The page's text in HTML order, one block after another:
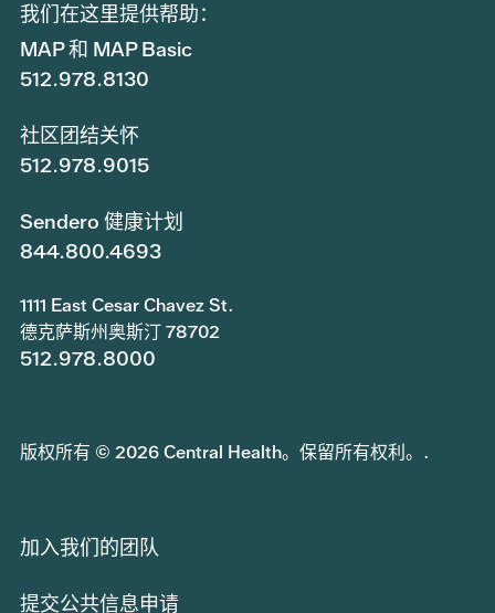
我们在这里提供帮助：
MAP 和 MAP Basic
512.978.8130
社区团结关怀
512.978.9015
Sendero 健康计划
844.800.4693
1111 East Cesar Chavez St.
德克萨斯州奥斯汀 78702
512.978.8000
版权所有 © 2026 Central Health。保留所有权利。.
加入我们的团队
提交公共信息申请